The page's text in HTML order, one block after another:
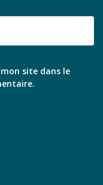
site dans le